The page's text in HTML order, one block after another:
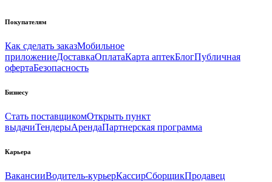
Покупателям
Как сделать заказМобильное
приложениеДоставкаОплатаКарта аптекБлогПубличная
офертаБезопасность
Бизнесу
Стать поставщикомОткрыть пункт
выдачиТендерыАрендаПартнерская программа
Карьера
ВакансииВодитель-курьерКассирСборщикПродавец